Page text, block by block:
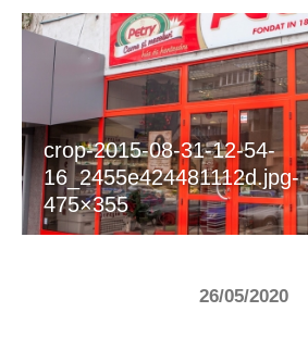
crop-2015-08-31-12-54-
16_2455e424481112d.jpg-
475×355
26/05/2020